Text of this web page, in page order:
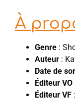
À
Genre :
Auteur :
Date de
Éditeur VO
Éditeur VF